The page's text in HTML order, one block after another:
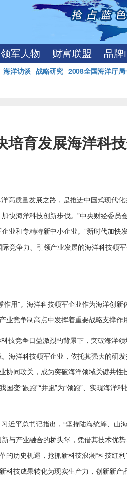
领军人物 财富联盟 品牌
海洋访谈 战略研究 2008全国海洋厅局
培育发展海洋科
高质量发展之路，是推进中国式现代化
快海洋科技创新步伐。”中央财经委员
业和专精特新中小企业。”新时代加快
竞争力、引领产业发展的海洋科技领
用”。海洋科技领军企业作为海洋创新
竞争制高点中发挥着重要战略支撑作
技竞争日益激烈的背景下，突破海洋领
海洋科技领军企业，依托其强大的研发
协同攻关，成为突破海洋领域关键共性
变“跟跑”“并跑”为“领跑”、实现海洋科
近平总书记指出，“坚持陆海统筹、山
与产业融合的桥头堡，凭借其技术优
历史机遇，抢抓新科技浪潮“科技红利
技成果转化为现实生产力，创新新产